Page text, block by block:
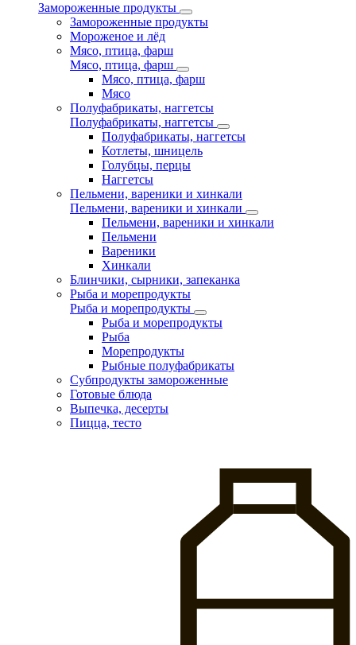
Замороженные продукты
Замороженные продукты
Мороженое и лёд
Мясо, птица, фарш
Мясо, птица, фарш
Мясо, птица, фарш
Мясо
Полуфабрикаты, наггетсы
Полуфабрикаты, наггетсы
Полуфабрикаты, наггетсы
Котлеты, шницель
Голубцы, перцы
Наггетсы
Пельмени, вареники и хинкали
Пельмени, вареники и хинкали
Пельмени, вареники и хинкали
Пельмени
Вареники
Хинкали
Блинчики, сырники, запеканка
Рыба и морепродукты
Рыба и морепродукты
Рыба и морепродукты
Рыба
Морепродукты
Рыбные полуфабрикаты
Субпродукты замороженные
Готовые блюда
Выпечка, десерты
Пицца, тесто